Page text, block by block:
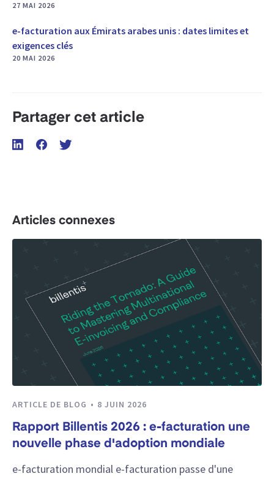
27 MAI 2026
e-facturation aux Émirats arabes unis : dates limites et
exigences clés
20 MAI 2026
Partager cet article
Articles connexes
ARTICLE DE BLOG 8 JUIN 2026
Rapport Billentis 2026 : e-facturation une
nouvelle phase d'adoption mondiale
e-facturation mondial e-facturation passe d'une